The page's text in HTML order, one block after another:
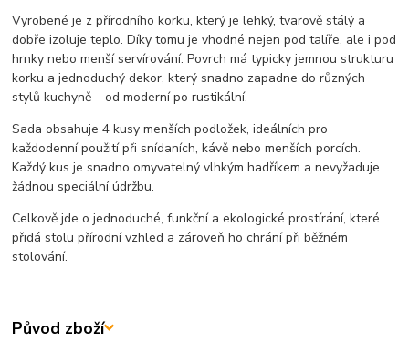
Vyrobené je z přírodního korku, který je lehký, tvarově stálý a
dobře izoluje teplo. Díky tomu je vhodné nejen pod talíře, ale i pod
hrnky nebo menší servírování. Povrch má typicky jemnou strukturu
korku a jednoduchý dekor, který snadno zapadne do různých
stylů kuchyně – od moderní po rustikální.
Sada obsahuje 4 kusy menších podložek, ideálních pro
každodenní použití při snídaních, kávě nebo menších porcích.
Každý kus je snadno omyvatelný vlhkým hadříkem a nevyžaduje
žádnou speciální údržbu.
Celkově jde o jednoduché, funkční a ekologické prostírání, které
přidá stolu přírodní vzhled a zároveň ho chrání při běžném
stolování.
Původ zboží